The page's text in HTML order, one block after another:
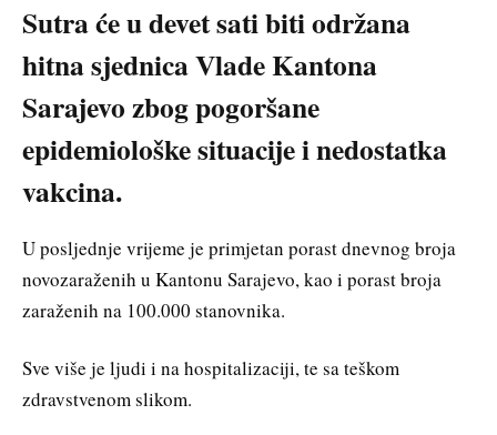
Sutra će u devet sati biti održana
hitna sjednica Vlade Kantona
Sarajevo zbog pogoršane
epidemiološke situacije i nedostatka
vakcina.
U posljednje vrijeme je primjetan porast dnevnog broja
novozaraženih u Kantonu Sarajevo, kao i porast broja
zaraženih na 100.000 stanovnika.
Sve više je ljudi i na hospitalizaciji, te sa teškom
zdravstvenom slikom.